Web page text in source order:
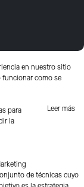
en nuestro sitio
funcionar como se
Leer más
para
la
de técnicas cuyo